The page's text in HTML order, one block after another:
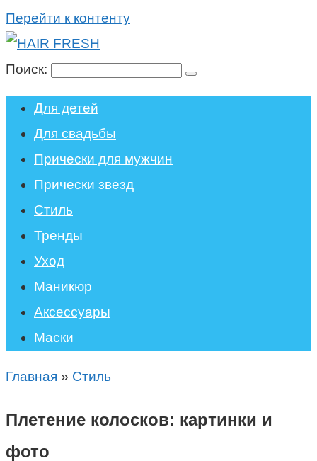
Перейти к контенту
Поиск:
Для детей
Для свадьбы
Прически для мужчин
Прически звезд
Стиль
Тренды
Уход
Маникюр
Аксессуары
Маски
Главная » Стиль
Плетение колосков: картинки и
фото